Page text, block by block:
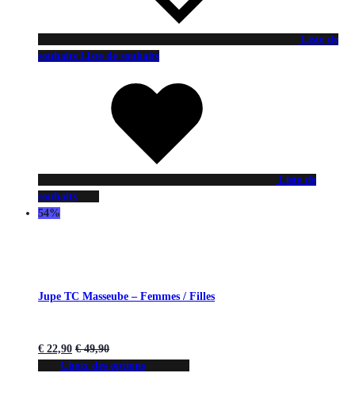
Liste de
souhaits Liste de souhaits
Liste de
souhaits
54%
Jupe TC Masseube – Femmes / Filles
€ 22,90 €49,90
Choix des options